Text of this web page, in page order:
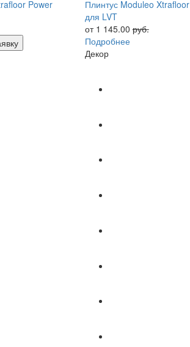
Power
Плинтус Moduleo Xtrafloor
для LVT
от 1 145.00руб.
Подробнее
Декор